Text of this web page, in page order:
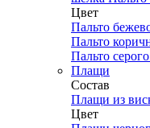
Цвет
Пальто
Пальто
Пальто
Плащи
Состав
Плащи из
Цвет